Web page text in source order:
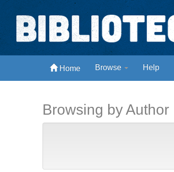
Skip
navigation
Home Browse Help
Biblioteca Digital Abong
Espaços para ajustar tela
Browsing by Author